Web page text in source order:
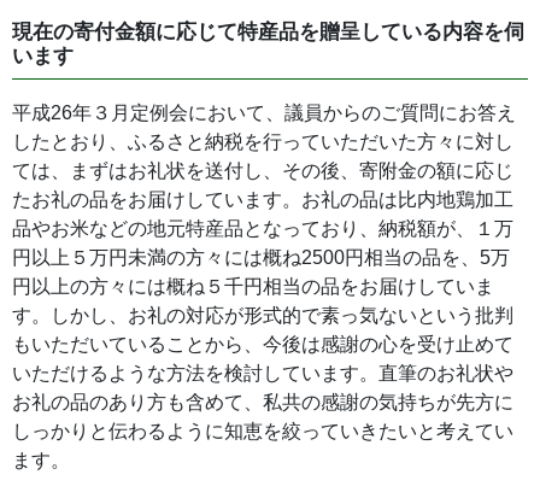
現在の寄付金額に応じて特産品を贈呈している内容を伺
います
平成26年３月定例会において、議員からのご質問にお答え
したとおり、ふるさと納税を行っていただいた方々に対し
ては、まずはお礼状を送付し、その後、寄附金の額に応じ
たお礼の品をお届けしています。お礼の品は比内地鶏加工
品やお米などの地元特産品となっており、納税額が、１万
円以上５万円未満の方々には概ね2500円相当の品を、5万
円以上の方々には概ね５千円相当の品をお届けしていま
す。しかし、お礼の対応が形式的で素っ気ないという批判
もいただいていることから、今後は感謝の心を受け止めて
いただけるような方法を検討しています。直筆のお礼状や
お礼の品のあり方も含めて、私共の感謝の気持ちが先方に
しっかりと伝わるように知恵を絞っていきたいと考えてい
ます。